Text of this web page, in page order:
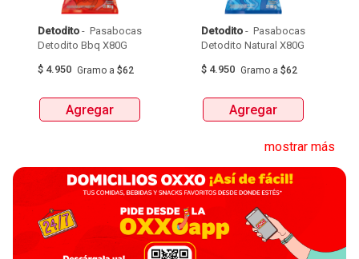
Detodito - Pasabocas
$ 4.950 Gramo a $62
Agregar
Detodito - Pasabocas
$ 4.950 Gramo a $62
Agregar
mostrar más